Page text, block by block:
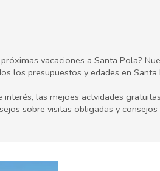
vacaciones a Santa Pola?
los presupuestos y edades en Santa
las mejoes actvidades
sobre visitas obligadas y